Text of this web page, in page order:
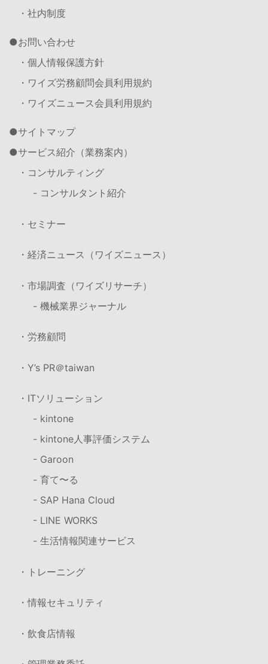
・社内制度
お問い合わせ
・個人情報保護方針
・ワイズ労務顧問会員利用規約
・ワイズニュース会員利用規約
サイトマップ
サービス紹介（業務案内）
・コンサルティング
- コンサルタント紹介
・セミナー
・経済ニュース（ワイズニュース）
・市場調査（ワイズリサーチ）
- 機械業界ジャーナル
・労務顧問
・Y’s PR＠taiwan
・ITソリューション
- kintone
- kintone人事評価システム
- Garoon
- 育て〜る
- SAP Hana Cloud
- LINE WORKS
- 生活情報関連サービス
・トレーニング
・情報セキュリティ
・飲食店情報